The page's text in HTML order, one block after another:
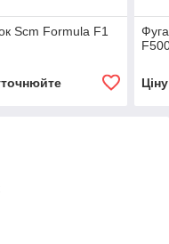
Scm Formula F1